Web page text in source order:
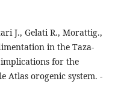
J., Gelati R., Morattig.,
in the Taza-
for the
Atlas orogenic system. -